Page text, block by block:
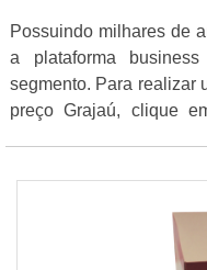
Possuindo milhares de
a plataforma
segmento. Para realizar
preço Grajaú, clique